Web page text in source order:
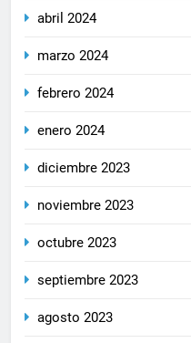
abril 2024
marzo 2024
febrero 2024
enero 2024
diciembre 2023
noviembre 2023
octubre 2023
septiembre 2023
agosto 2023